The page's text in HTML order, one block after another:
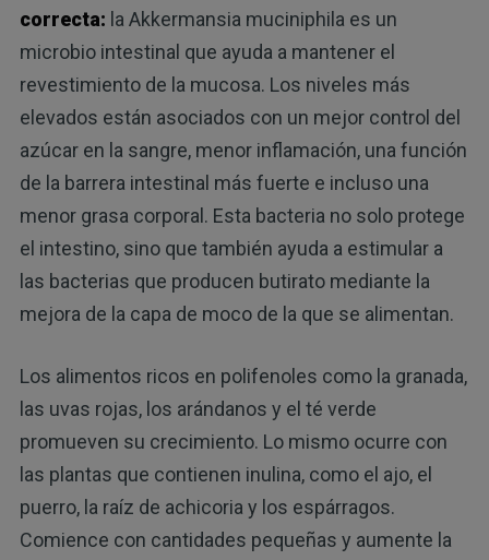
correcta: la Akkermansia muciniphila es un
microbio intestinal que ayuda a mantener el
revestimiento de la mucosa. Los niveles más
elevados están asociados con un mejor control del
azúcar en la sangre, menor inflamación, una función
de la barrera intestinal más fuerte e incluso una
menor grasa corporal. Esta bacteria no solo protege
el intestino, sino que también ayuda a estimular a
las bacterias que producen butirato mediante la
mejora de la capa de moco de la que se alimentan.
Los alimentos ricos en polifenoles como la granada,
las uvas rojas, los arándanos y el té verde
promueven su crecimiento. Lo mismo ocurre con
las plantas que contienen inulina, como el ajo, el
puerro, la raíz de achicoria y los espárragos.
Comience con cantidades pequeñas y aumente la